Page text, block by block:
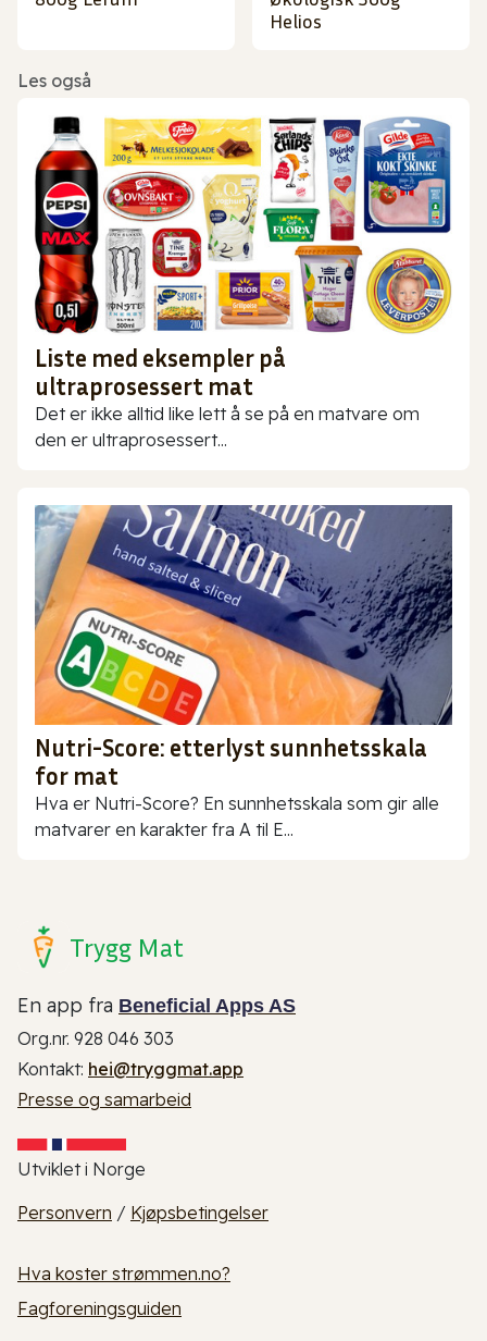
Helios
Les også
Liste med eksempler på
ultraprosessert mat
Det er ikke alltid like lett å se på en matvare om
den er ultraprosessert...
Nutri-Score: etterlyst sunnhetsskala
for mat
Hva er Nutri-Score? En sunnhetsskala som gir alle
matvarer en karakter fra A til E...
Trygg Mat
En app fra Beneficial Apps AS
Org.nr. 928 046 303
Kontakt: hei@tryggmat.app
Presse og samarbeid
Utviklet i Norge
Personvern / Kjøpsbetingelser
Hva koster strømmen.no?
Fagforeningsguiden